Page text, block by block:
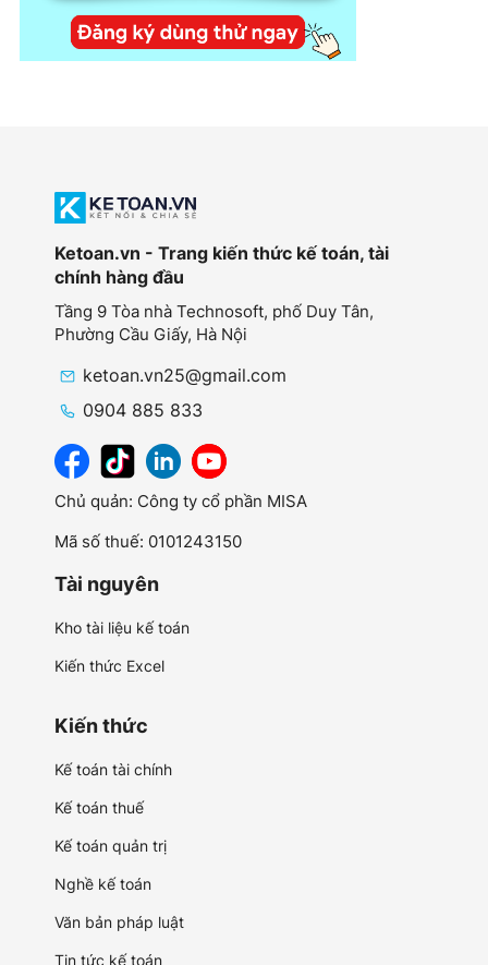
Ketoan.vn - Trang kiến thức kế toán, tài
chính hàng đầu
Tầng 9 Tòa nhà Technosoft, phố Duy Tân,
Phường Cầu Giấy, Hà Nội
ketoan.vn25@gmail.com
0904 885 833
Chủ quản: Công ty cổ phần MISA
Mã số thuế: 0101243150
Tài nguyên
Kho tài liệu kế toán
Kiến thức Excel
Kiến thức
Kế toán tài chính
Kế toán thuế
Kế toán quản trị
Nghề kế toán
Văn bản pháp luật
Tin tức kế toán